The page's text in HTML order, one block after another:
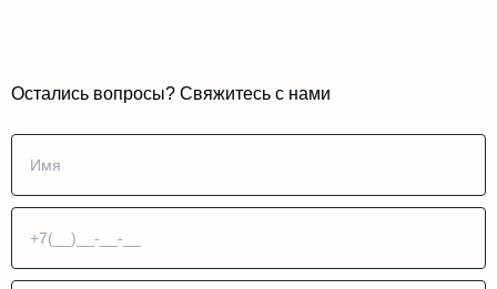
Остались вопросы? Свяжитесь с нами